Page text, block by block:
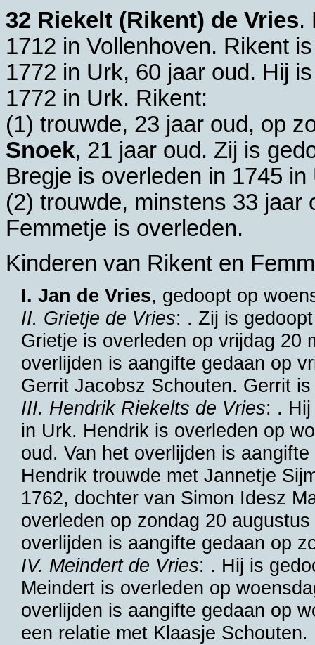
32 Riekelt (Rikent) de Vries.
1712 in Vollenhoven. Rikent
1772 in Urk, 60 jaar oud. Hij
1772 in Urk. Rikent:
(1) trouwde, 23 jaar oud, op
Snoek, 21 jaar oud. Zij is
Bregje is overleden in 1745 in
(2) trouwde, minstens 33
Femmetje is overleden.
Kinderen van Rikent en
I. Jan de Vries, gedoopt op
II. Grietje de Vries: . Zij is
Grietje is overleden op vrijdag 20
overlijden is aangifte gedaan op
Gerrit Jacobsz Schouten. Gerrit
III. Hendrik Riekelts de Vries: .
in Urk. Hendrik is overleden op
oud. Van het overlijden is
Hendrik trouwde metJannetje
1762, dochter van Simon Idesz
overleden op zondag 20
overlijden is aangifte gedaan op
IV. Meindert de Vries: . Hij is
Meindert is overleden op
overlijden is aangifte gedaan op
een relatie met Klaasje Schouten.